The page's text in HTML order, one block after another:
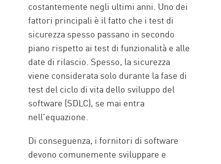
costantemente negli ultimi anni. Uno dei
fattori principali è il fatto che i test di
sicurezza spesso passano in secondo
piano rispetto ai test di funzionalità e alle
date di rilascio. Spesso, la sicurezza
viene considerata solo durante la fase di
test del ciclo di vita dello sviluppo del
software (SDLC), se mai entra
nell'equazione.
Di conseguenza, i fornitori di software
devono comunemente sviluppare e